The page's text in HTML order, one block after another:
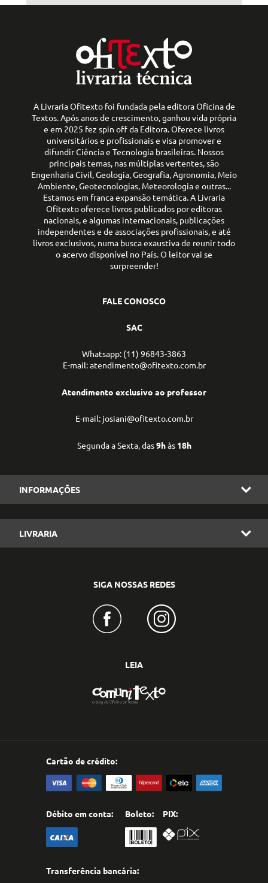
A Livraria Ofitexto foi fundada pela editora Oficina de
Textos. Após anos de crescimento, ganhou vida própria
e em 2025 fez spin off da Editora. Oferece livros
universitários e profissionais e visa promover e
difundir Ciência e Tecnologia brasileiras. Nossos
principais temas, nas múltiplas vertentes, são
Engenharia Civil, Geologia, Geografia, Agronomia, Meio
Ambiente, Geotecnologias, Meteorologia e outras...
Estamos em franca expansão temática. A Livraria
Ofitexto oferece livros publicados por editoras
nacionais, e algumas internacionais, publicações
independentes e de associações profissionais, e até
livros exclusivos, numa busca exaustiva de reunir todo
o acervo disponível no País. O leitor vai se
surpreender!
FALE CONOSCO
SAC
Whatsapp: (11) 96843-3863
E-mail: atendimento@ofitexto.com.br
Atendimento exclusivo ao professor
E-mail: josiani@ofitexto.com.br
Segunda a Sexta, das9hàs 18h
INFORMAÇÕES
LIVRARIA
SIGA NOSSAS REDES
LEIA
Cartão de crédito:
Débito em conta: Boleto: PIX:
Transferência bancária: